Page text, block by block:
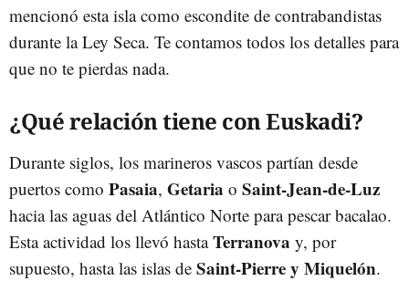
mencionó esta isla como escondite de contrabandistas
durante la Ley Seca. Te contamos todos los detalles para
que no te pierdas nada.
¿Qué relación tiene con Euskadi?
Durante siglos, los marineros vascos partían desde
puertos como Pasaia, Getaria o Saint-Jean-de-Luz
hacia las aguas del Atlántico Norte para pescar bacalao.
Esta actividad los llevó hastaTerranova y, por
supuesto, hasta las islas de Saint-Pierre y Miquelón.